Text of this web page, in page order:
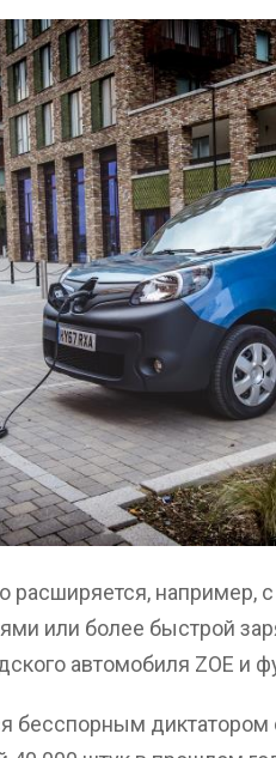
расширяется, например,
или более быстрой
автомобиля ZOE и
бесспорным